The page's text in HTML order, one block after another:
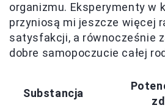
organizmu. Eksperymenty w
przyniosą mi jeszcze więcej
satysfakcji, a równocześnie
dobre samopoczucie całej
Substancja